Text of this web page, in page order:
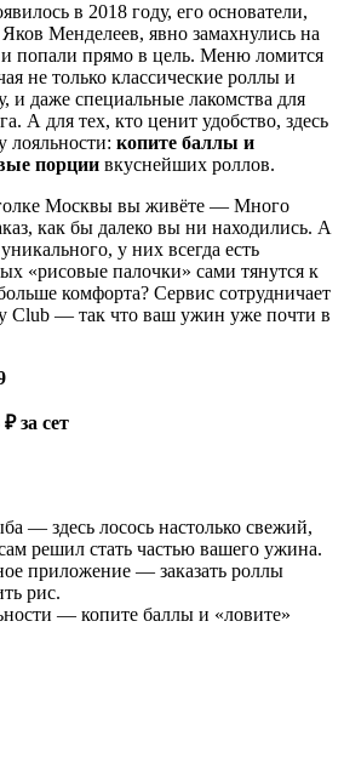
в 2018 году, его основатели,
Менделеев, явно замахнулись на
попали прямо в цель. Меню ломится
не только классические роллы и
и даже специальные лакомства для
А для тех, кто ценит удобство, здесь
лояльности: копите баллы и
порции вкуснейших роллов.
Москвы вы живёте — Много
как бы далеко вы ни находились. А
у них всегда есть
«рисовые палочки» сами тянутся к
комфорта? Сервис сотрудничает
Club — так что ваш ужин уже почти в
за сет
— здесь лосось настолько свежий,
решил стать частью вашего ужина.
приложение — заказать роллы
рис.
— копите баллы и «ловите»